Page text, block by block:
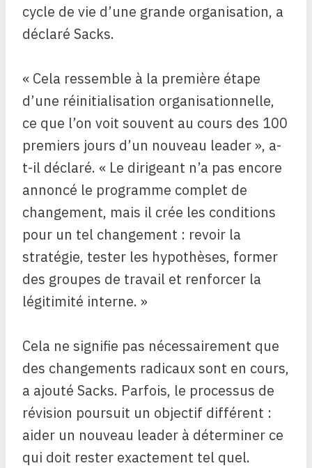
cycle de vie d’une grande organisation, a
déclaré Sacks.
« Cela ressemble à la première étape
d’une réinitialisation organisationnelle,
ce que l’on voit souvent au cours des 100
premiers jours d’un nouveau leader », a-
t-il déclaré. « Le dirigeant n’a pas encore
annoncé le programme complet de
changement, mais il crée les conditions
pour un tel changement : revoir la
stratégie, tester les hypothèses, former
des groupes de travail et renforcer la
légitimité interne. »
Cela ne signifie pas nécessairement que
des changements radicaux sont en cours,
a ajouté Sacks. Parfois, le processus de
révision poursuit un objectif différent :
aider un nouveau leader à déterminer ce
qui doit rester exactement tel quel.